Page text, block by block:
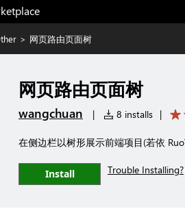
> 网页路由页面树
网页路由页面树
wangchuan | 8 installs |
在侧边栏以树形展示前端项目(若依
Install Trouble Installing?